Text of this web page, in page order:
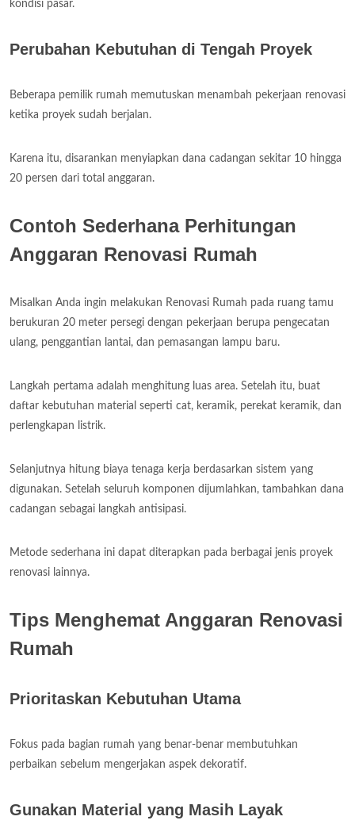
kondisi pasar.
Perubahan Kebutuhan di Tengah Proyek
Beberapa pemilik rumah memutuskan menambah pekerjaan renovasi
ketika proyek sudah berjalan.
Karena itu, disarankan menyiapkan dana cadangan sekitar 10 hingga
20 persen dari total anggaran.
Contoh Sederhana Perhitungan
Anggaran Renovasi Rumah
Misalkan Anda ingin melakukan Renovasi Rumah pada ruang tamu
berukuran 20 meter persegi dengan pekerjaan berupa pengecatan
ulang, penggantian lantai, dan pemasangan lampu baru.
Langkah pertama adalah menghitung luas area. Setelah itu, buat
daftar kebutuhan material seperti cat, keramik, perekat keramik, dan
perlengkapan listrik.
Selanjutnya hitung biaya tenaga kerja berdasarkan sistem yang
digunakan. Setelah seluruh komponen dijumlahkan, tambahkan dana
cadangan sebagai langkah antisipasi.
Metode sederhana ini dapat diterapkan pada berbagai jenis proyek
renovasi lainnya.
Tips Menghemat Anggaran Renovasi
Rumah
Prioritaskan Kebutuhan Utama
Fokus pada bagian rumah yang benar-benar membutuhkan
perbaikan sebelum mengerjakan aspek dekoratif.
Gunakan Material yang Masih Layak